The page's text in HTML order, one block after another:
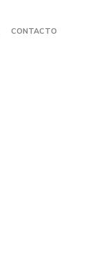
CONTACTO